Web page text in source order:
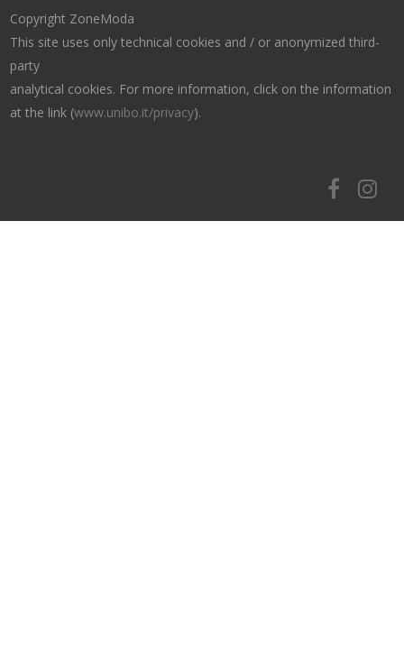
Copyright ZoneModa
This site uses only technical cookies and / or anonymized third-
party
analytical cookies. For more information, click on the information
at the link (www.unibo.it/privacy).